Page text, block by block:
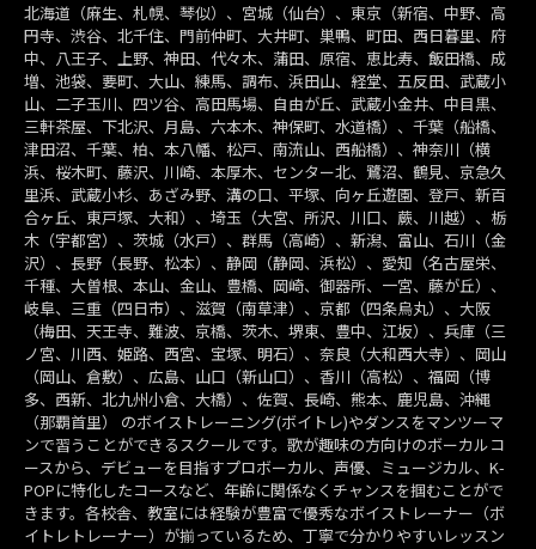
北海道（麻生、札幌、琴似）、宮城（仙台）、東京（新宿、中野、高
円寺、渋谷、北千住、門前仲町、大井町、巣鴨、町田、西日暮里、府
中、八王子、上野、神田、代々木、蒲田、原宿、恵比寿、飯田橋、成
増、池袋、要町、大山、練馬、調布、浜田山、経堂、五反田、武蔵小
山、二子玉川、四ツ谷、高田馬場、自由が丘、武蔵小金井、中目黒、
三軒茶屋、下北沢、月島、六本木、神保町、水道橋）、千葉（船橋、
津田沼、千葉、柏、本八幡、松戸、南流山、西船橋）、神奈川（横
浜、桜木町、藤沢、川崎、本厚木、センター北、鷺沼、鶴見、京急久
里浜、武蔵小杉、あざみ野、溝の口、平塚、向ヶ丘遊園、登戸、新百
合ヶ丘、東戸塚、大和）、埼玉（大宮、所沢、川口、蕨、川越）、栃
木（宇都宮）、茨城（水戸）、群馬（高崎）、新潟、富山、石川（金
沢）、長野（長野、松本）、静岡（静岡、浜松）、愛知（名古屋栄、
千種、大曽根、本山、金山、豊橋、岡崎、御器所、一宮、藤が丘）、
岐阜、三重（四日市）、滋賀（南草津）、京都（四条烏丸）、大阪
（梅田、天王寺、難波、京橋、茨木、堺東、豊中、江坂）、兵庫（三
ノ宮、川西、姫路、西宮、宝塚、明石）、奈良（大和西大寺）、岡山
（岡山、倉敷）、広島、山口（新山口）、香川（高松）、福岡（博
多、西新、北九州小倉、大橋）、佐賀、長崎、熊本、鹿児島、沖縄
（那覇首里） のボイストレーニング(ボイトレ)やダンスをマンツーマ
ンで習うことができるスクールです。歌が趣味の方向けのボーカルコ
ースから、デビューを目指すプロボーカル、声優、ミュージカル、K-
POPに特化したコースなど、年齢に関係なくチャンスを掴むことがで
きます。各校舎、教室には経験が豊富で優秀なボイストレーナー（ボ
イトレトレーナー）が揃っているため、丁寧で分かりやすいレッスン